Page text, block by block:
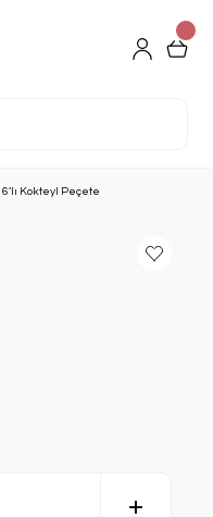
6’lı Kokteyl Peçete